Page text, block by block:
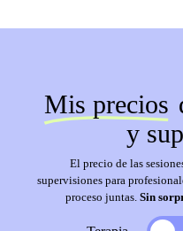
Mis precios
y
El precio de las
supervisiones para
proceso juntas.Sin